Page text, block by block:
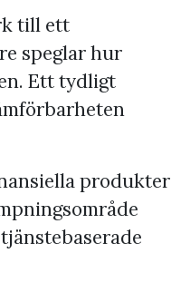
till ett
speglar hur
Ett tydligt
produkter